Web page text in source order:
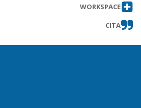
WORKSPACE
CITA